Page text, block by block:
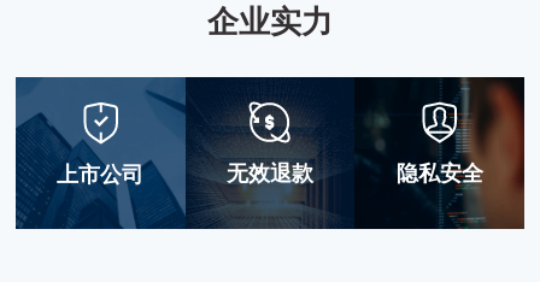
企业实力
上市公司 无效退款 隐私安全